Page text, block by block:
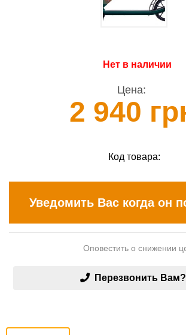
Нет в наличии
Цена:
2 940
Код товара:
Уведомить Вас когда он
Оповестить о снижении
Перезвонить Вам?